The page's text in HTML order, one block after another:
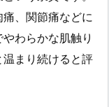
、関節痛などに
わらかな肌触り
まり続けると評